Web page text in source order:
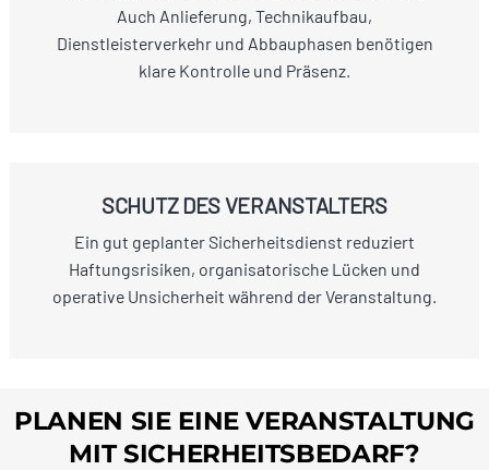
Auch Anlieferung, Technikaufbau,
Dienstleisterverkehr und Abbauphasen benötigen
klare Kontrolle und Präsenz.
SCHUTZ DES VERANSTALTERS
Ein gut geplanter Sicherheitsdienst reduziert
Haftungsrisiken, organisatorische Lücken und
operative Unsicherheit während der Veranstaltung.
PLANEN SIE EINE VERANSTALTUNG
MIT SICHERHEITSBEDARF?